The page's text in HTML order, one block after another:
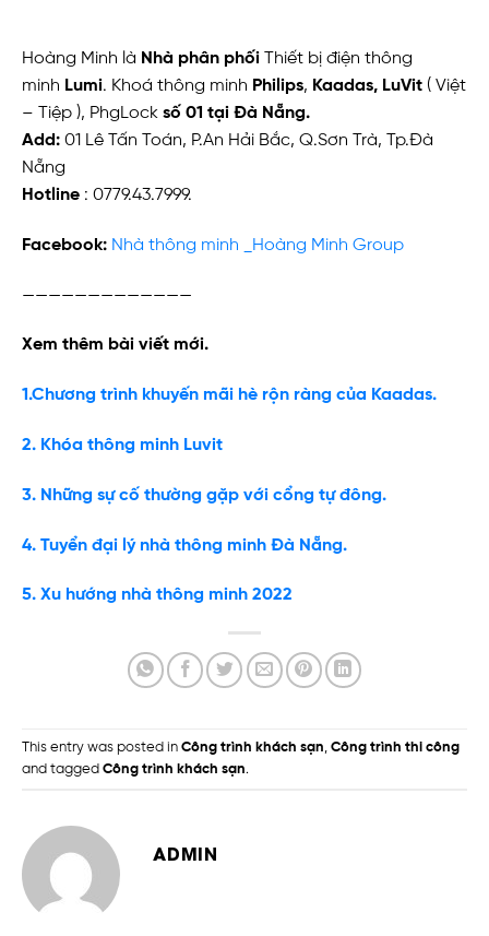
Hoàng Minh là Nhà phân phối Thiết bị điện thông
minh Lumi. Khoá thông minh Philips, Kaadas, LuVit ( Việt
– Tiệp ), PhgLock số 01 tại Đà Nẵng.
Add: 01 Lê Tấn Toán, P.An Hải Bắc, Q.Sơn Trà, Tp.Đà
Nẵng
Hotline : 0779.43.7999.
Facebook: Nhà thông minh _Hoàng Minh Group
—————————————
Xem thêm bài viết mới.
1.Chương trình khuyến mãi hè rộn ràng của Kaadas.
2. Khóa thông minh Luvit
3. Những sự cố thường gặp với cổng tự đông.
4. Tuyển đại lý nhà thông minh Đà Nẵng.
5. Xu hướng nhà thông minh 2022
This entry was posted in Công trình khách sạn, Công trình thi công
and tagged Công trình khách sạn.
ADMIN